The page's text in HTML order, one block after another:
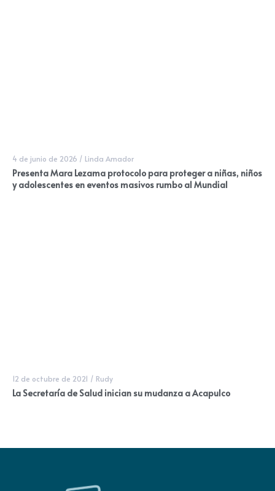
4 de junio de 2026 / Linda Amador
Presenta Mara Lezama protocolo para proteger a niñas, niños
y adolescentes en eventos masivos rumbo al Mundial
12 de octubre de 2021 / Rudy
La Secretaría de Salud inician su mudanza a Acapulco